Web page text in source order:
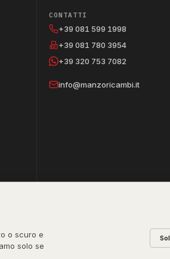
CONTATTI
+39 081 599 1998
+39 081 780 3954
+39 320 753 7082
info@manzoricambi.it
o scuro e
solo se